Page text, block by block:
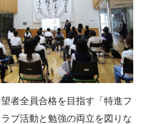
者全員合格を目指す「特進フ
ブ活動と勉強の両立を図りな